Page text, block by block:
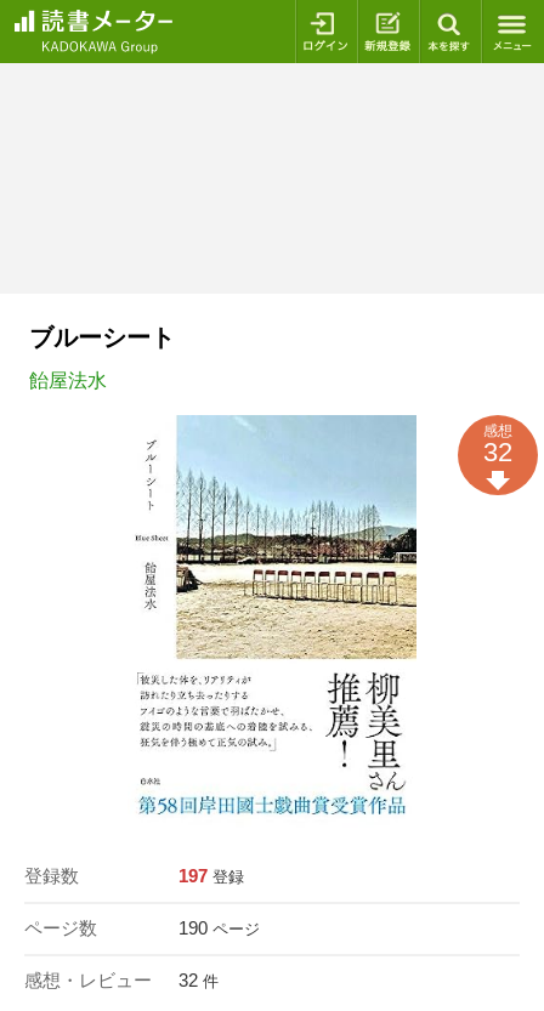
ログイン 新規登録
ブルーシート
飴屋法水
登録数 197 登録
ページ数 190 ページ
感想・レビュー 32 件
感想
32